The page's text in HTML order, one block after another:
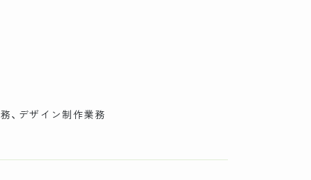
、デザイン制作業務